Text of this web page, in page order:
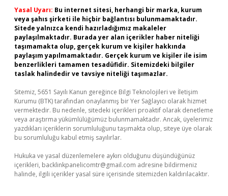
Yasal Uyarı: Bu internet sitesi, herhangi bir marka, kurum
veya şahıs şirketi ile hiçbir bağlantısı bulunmamaktadır.
Sitede yalnızca kendi hazırladığımız makaleler
paylaşılmaktadır. Burada yer alan içerikler haber niteliği
taşımamakta olup, gerçek kurum ve kişiler hakkında
paylaşım yapılmamaktadır. Gerçek kurum ve kişiler ile isim
benzerlikleri tamamen tesadüfidir. Sitemizdeki bilgiler
taslak halindedir ve tavsiye niteliği taşımazlar.
Sitemiz, 5651 Sayılı Kanun gereğince Bilgi Teknolojileri ve İletişim
Kurumu (BTK) tarafından onaylanmış bir Yer Sağlayıcı olarak hizmet
vermektedir. Bu nedenle, sitedeki içerikleri proaktif olarak denetleme
veya araştırma yükümlülüğümüz bulunmamaktadır. Ancak, üyelerimiz
yazdıkları içeriklerin sorumluluğunu taşımakta olup, siteye üye olarak
bu sorumluluğu kabul etmiş sayılırlar.
Hukuka ve yasal düzenlemelere aykırı olduğunu düşündüğünüz
içerikleri, backlinkpanelicomtr@gmail.com adresine bildirmeniz
halinde, ilgili içerikler yasal süre içerisinde sitemizden kaldırılacaktır.